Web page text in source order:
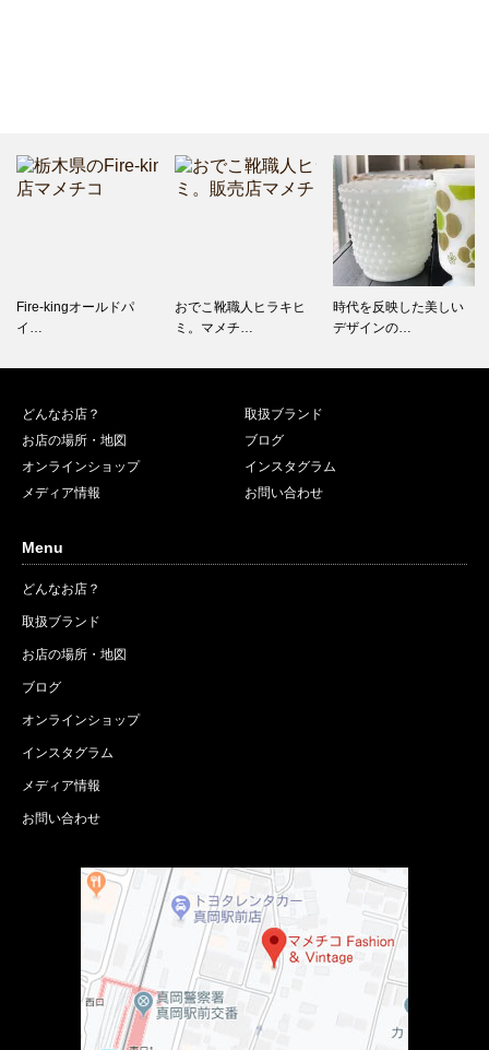
Fire-kingオールドパ
イ…
おでこ靴職人ヒラキヒ
ミ。マメチ…
時代を反映した美しい
デザインの…
どんなお店？
取扱ブランド
お店の場所・地図
ブログ
オンラインショップ
インスタグラム
メディア情報
お問い合わせ
Menu
どんなお店？
取扱ブランド
お店の場所・地図
ブログ
オンラインショップ
インスタグラム
メディア情報
お問い合わせ